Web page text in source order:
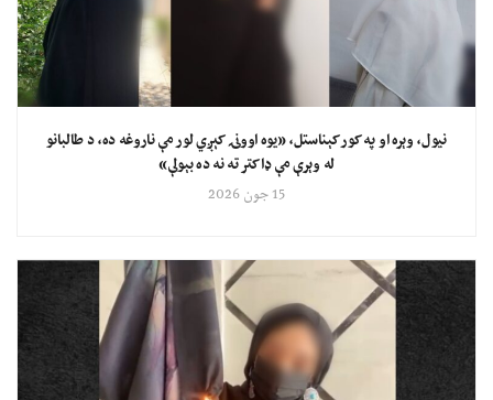
نیول، وېره او په کور کېناستل، «یوه اوونۍ کېږي لور مې ناروغه ده، د طالبانو
له وېرې مې ډاکتر ته نه ده بېولې»
15 جون 2026